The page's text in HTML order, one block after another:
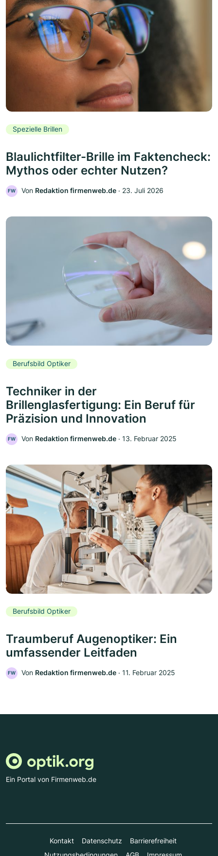
Spezielle Brillen
Blaulichtfilter-Brille im Faktencheck:
Mythos oder echter Nutzen?
FW Von Redaktion firmenweb.de ‧ 23. Juli 2026
Berufsbild Optiker
Techniker in der
Brillenglasfertigung: Ein Beruf für
Präzision und Innovation
FW Von Redaktion firmenweb.de ‧ 13. Februar 2025
Berufsbild Optiker
Traumberuf Augenoptiker: Ein
umfassender Leitfaden
FW Von Redaktion firmenweb.de ‧ 11. Februar 2025
Ein Portal von Firmenweb.de
Kontakt Datenschutz
Barrierefreiheit